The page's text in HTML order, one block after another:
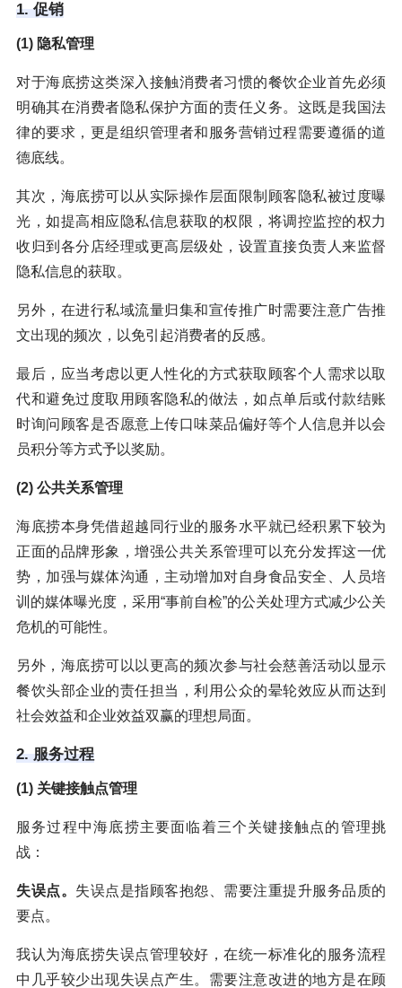
1. 促销
(1) 隐私管理
对于海底捞这类深入接触消费者习惯的餐饮企业首先必须
明确其在消费者隐私保护方面的责任义务。这既是我国法
律的要求，更是组织管理者和服务营销过程需要遵循的道
德底线。
其次，海底捞可以从实际操作层面限制顾客隐私被过度曝
光，如提高相应隐私信息获取的权限，将调控监控的权力
收归到各分店经理或更高层级处，设置直接负责人来监督
隐私信息的获取。
另外，在进行私域流量归集和宣传推广时需要注意广告推
文出现的频次，以免引起消费者的反感。
最后，应当考虑以更人性化的方式获取顾客个人需求以取
代和避免过度取用顾客隐私的做法，如点单后或付款结账
时询问顾客是否愿意上传口味菜品偏好等个人信息并以会
员积分等方式予以奖励。
(2) 公共关系管理
海底捞本身凭借超越同行业的服务水平就已经积累下较为
正面的品牌形象，增强公共关系管理可以充分发挥这一优
势，加强与媒体沟通，主动增加对自身食品安全、人员培
训的媒体曝光度，采用“事前自检”的公关处理方式减少公关
危机的可能性。
另外，海底捞可以以更高的频次参与社会慈善活动以显示
餐饮头部企业的责任担当，利用公众的晕轮效应从而达到
社会效益和企业效益双赢的理想局面。
2. 服务过程
(1) 关键接触点管理
服务过程中海底捞主要面临着三个关键接触点的管理挑
战：
失误点。 失误点是指顾客抱怨、需要注重提升服务品质的
要点。
我认为海底捞失误点管理较好，在统一标准化的服务流程
中几乎较少出现失误点产生。需要注意改进的地方是在顾